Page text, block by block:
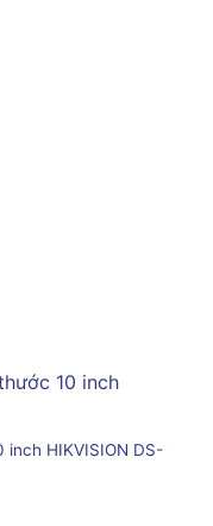
HIKVISION DS-